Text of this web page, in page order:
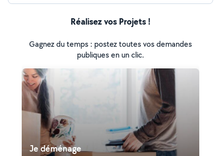
Réalisez vos Projets !
Gagnez du temps : postez toutes vos demandes
publiques en un clic.
Je déménage